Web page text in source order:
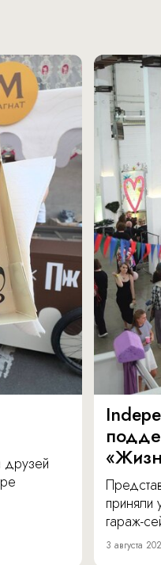
приняли
гараж-
3 августа